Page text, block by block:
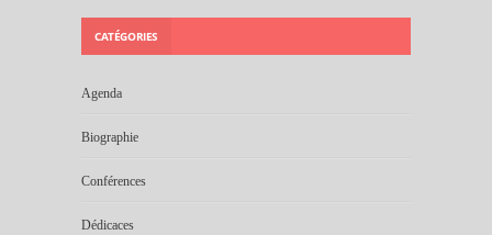
CATÉGORIES
Agenda
Biographie
Conférences
Dédicaces